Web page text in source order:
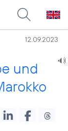
12.09.2023
und